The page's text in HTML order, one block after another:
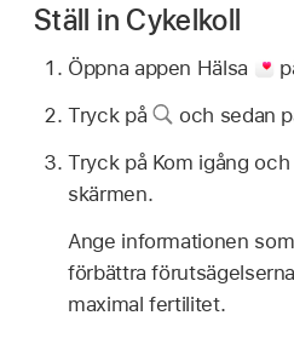
Ställ in Cykelkoll
Öppna appen Hälsa
Tryck på
och sedan
Tryck på Kom igång
skärmen.
Ange informationen
förbättra
maximal fertilitet.